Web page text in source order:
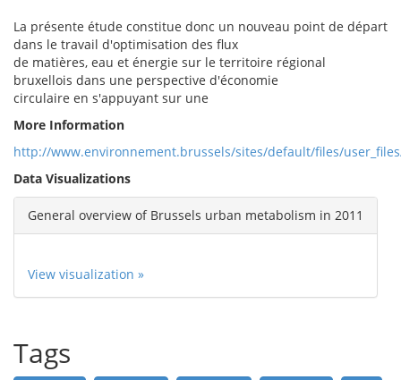
La présente étude constitue donc un nouveau point de départ
dans le travail d'optimisation des flux
de matières, eau et énergie sur le territoire régional
bruxellois dans une perspective d'économie
circulaire en s'appuyant sur une
More Information
http://www.environnement.brussels/sites/default/files/
Data Visualizations
General overview of Brussels urban metabolism in 2011
View visualization »
Tags